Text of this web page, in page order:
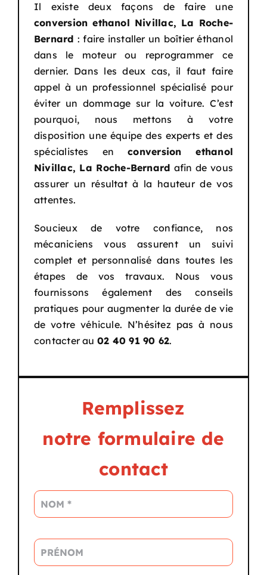
Il existe deux façons de faire une
conversion ethanol Nivillac, La Roche-
Bernard : faire installer un boîtier éthanol
dans le moteur ou reprogrammer ce
dernier. Dans les deux cas, il faut faire
appel à un professionnel spécialisé pour
éviter un dommage sur la voiture. C’est
pourquoi, nous mettons à votre
disposition une équipe des experts et des
spécialistes enconversion ethanol
Nivillac, La Roche-Bernard afin de vous
assurer un résultat à la hauteur de vos
attentes.
Soucieux de votre confiance, nos
mécaniciens vous assurent un suivi
complet et personnalisé dans toutes les
étapes de vos travaux. Nous vous
fournissons également des conseils
pratiques pour augmenter la durée de vie
de votre véhicule. N’hésitez pas à nous
contacter au 02 40 91 90 62.
Remplissez
notre formulaire de
contact